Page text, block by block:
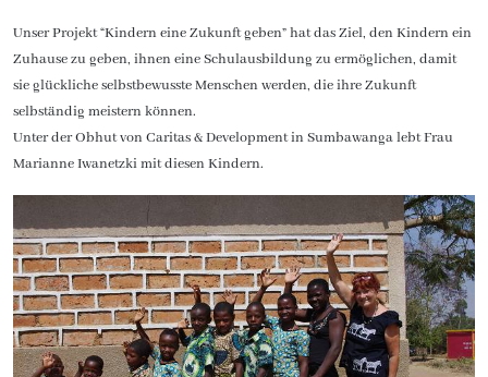
Unser Projekt “Kindern eine Zukunft geben” hat das Ziel, den Kindern ein
Zuhause zu geben, ihnen eine Schulausbildung zu ermöglichen, damit
sie glückliche selbstbewusste Menschen werden, die ihre Zukunft
selbständig meistern können.
Unter der Obhut von Caritas & Development in Sumbawanga lebt Frau
Marianne Iwanetzki mit diesen Kindern.